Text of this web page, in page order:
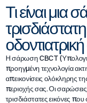
Τι είναι
Η σάρωση CBCT
προηγμένη τεχνολογία
απεικονίσεις ολόκληρης
περιοχής σας. Οι
τρισδιάστατες εικόνες